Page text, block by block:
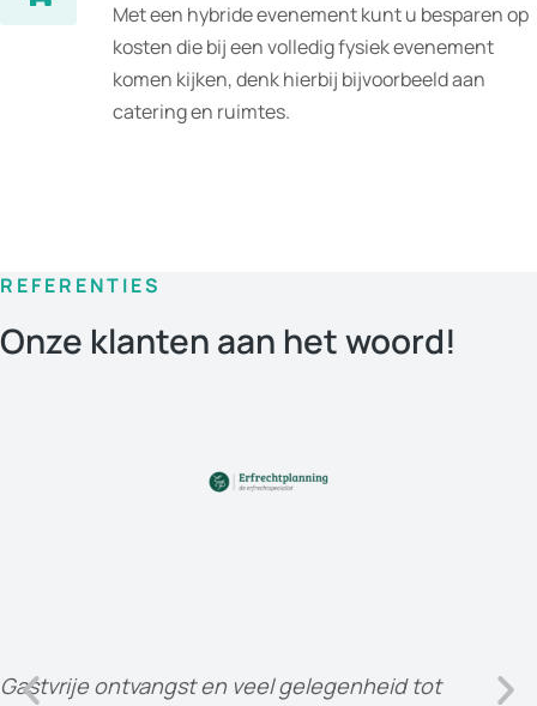
Met een hybride evenement kunt u besparen op
kosten die bij een volledig fysiek evenement
komen kijken, denk hierbij bijvoorbeeld aan
catering en ruimtes.
REFERENTIES
Onze klanten aan het woord!
Gastvrije ontvangst en veel gelegenheid tot